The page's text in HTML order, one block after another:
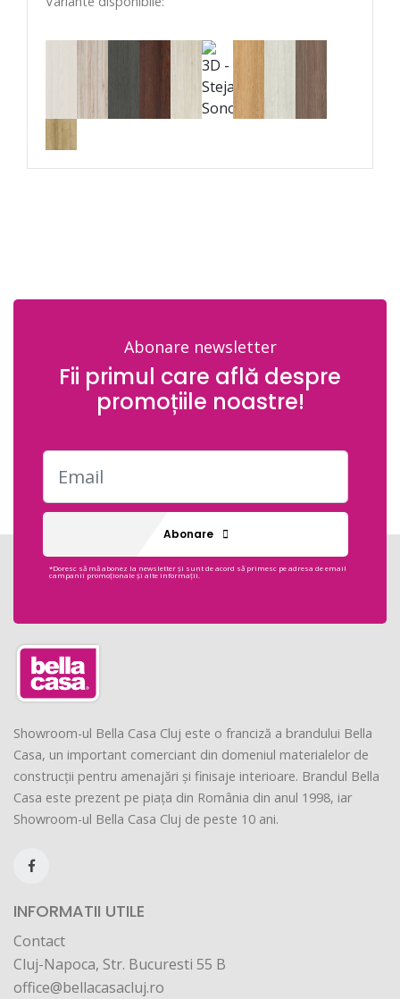
Abonare newsletter
Fii primul care află despre
promoțiile noastre!
Abonare
*Doresc să mă abonez la newsletter și sunt de acord să primesc pe adresa de email
campanii promoționale și alte informații.
Showroom-ul Bella Casa Cluj este o franciză a brandului Bella
Casa, un important comerciant din domeniul materialelor de
construcții pentru amenajări și finisaje interioare. Brandul Bella
Casa este prezent pe piața din România din anul 1998, iar
Showroom-ul Bella Casa Cluj de peste 10 ani.
INFORMATII UTILE
Contact
Cluj-Napoca, Str. Bucuresti 55 B
office@bellacasacluj.ro